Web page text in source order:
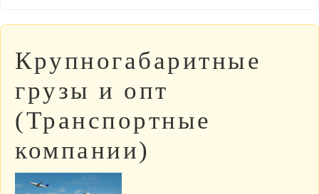
Крупногабаритные
грузы и опт
(Транспортные
компании)